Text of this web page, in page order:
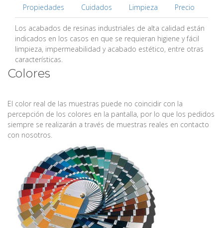
Propiedades Cuidados Limpieza Precio
Los acabados de resinas industriales de alta calidad están
indicados en los casos en que se requieran higiene y fácil
limpieza, impermeabilidad y acabado estético, entre otras
características.
Colores
El color real de las muestras puede no coincidir con la
percepción de los colores en la pantalla, por lo que los pedidos
siempre se realizarán a través de muestras reales en contacto
con nosotros.